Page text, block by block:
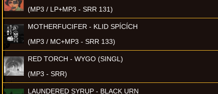
(MP3 / LP+MP3 - SRR 131)
MOTHERFUCIFER - KLID SPÍCÍCH
(MP3 / MC+MP3 - SRR 133)
RED TORCH - WYGO (SINGL)
(MP3 - SRR)
LAUNDERED SYRUP - BLACK URN